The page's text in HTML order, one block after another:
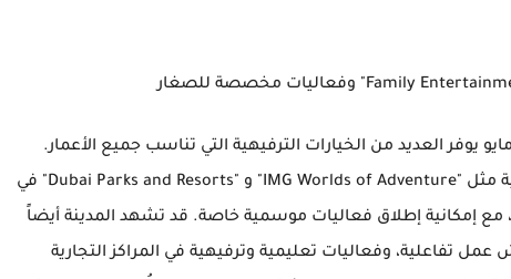
يوفر العديد من الخيارات الترفيهية التي تناسب جميع الأعمار.
ستستمر المتنزهات الترفيهية العالمية مثل "IMG Worlds of Adventure" و "Dubai Parks and Resorts" في
إمكانية إطلاق فعاليات موسمية خاصة. قد تشهد المدينة أيضاً
تفاعلية، وفعاليات تعليمية وترفيهية في المراكز التجارية